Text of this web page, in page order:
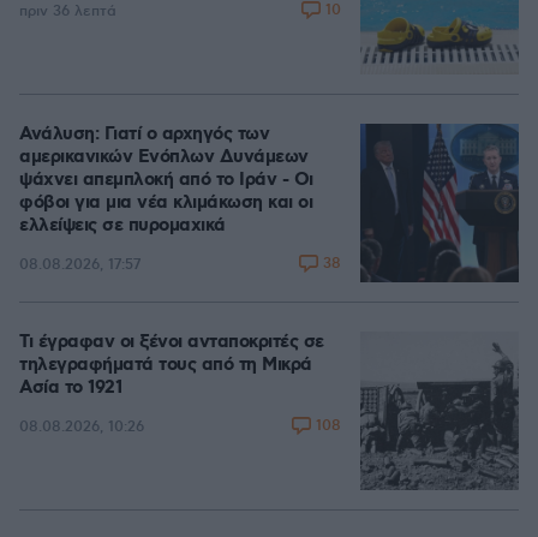
πριν 36 λεπτά 10
Ανάλυση: Γιατί ο αρχηγός των
αμερικανικών Ενόπλων Δυνάμεων
ψάχνει απεμπλοκή από το Ιράν - Οι
φόβοι για μια νέα κλιμάκωση και οι
ελλείψεις σε πυρομαχικά
08.08.2026, 17:57 38
Τι έγραφαν οι ξένοι ανταποκριτές σε
τηλεγραφήματά τους από τη Μικρά
Ασία το 1921
08.08.2026, 10:26 108